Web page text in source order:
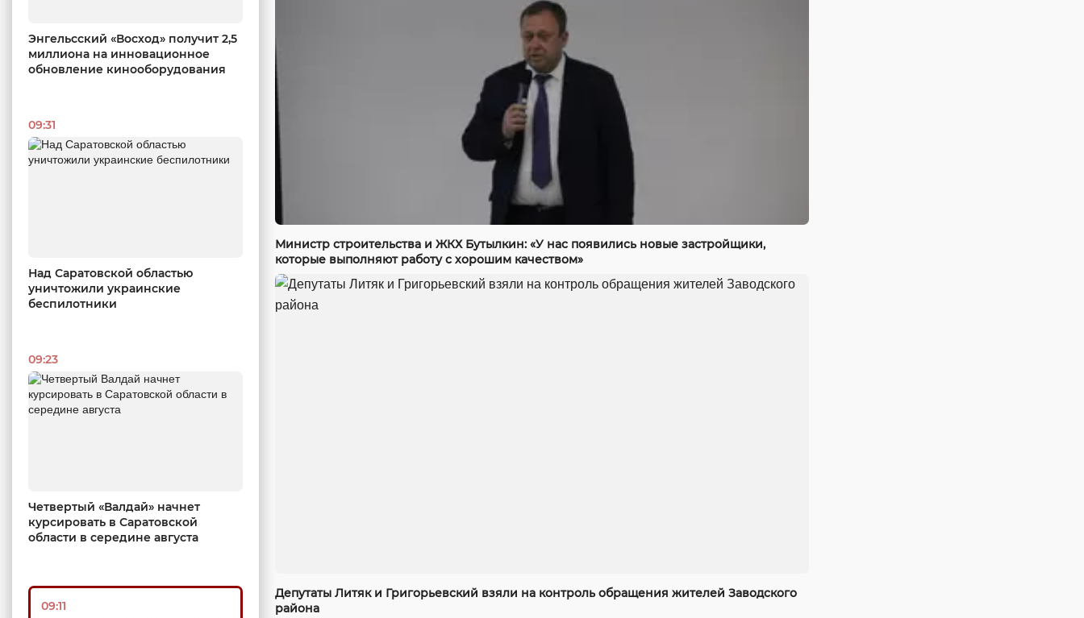
Энгельсский «Восход» получит 2,5
миллиона на инновационное
обновление кинооборудования
09:31
Над Саратовской областью
уничтожили украинские
беспилотники
09:23
Четвертый «Валдай» начнет
курсировать в Саратовской
области в середине августа
09:11
Министр строительства и ЖКХ Бутылкин: «У нас появились новые застройщики,
которые выполняют работу с хорошим качеством»
Депутаты Литяк и Григорьевский взяли на контроль обращения жителей Заводского
района